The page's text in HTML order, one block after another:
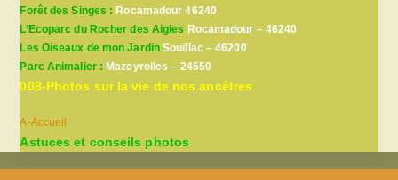
Forêt des Singes : Rocamadour 46240
L’Ecoparc du Rocher des Aigles Rocamadour – 46240
Les Oiseaux de mon JardinSouillac – 46200
Parc Animalier : Mazeyrolles – 24550
008-Photos sur la vie de nos ancêtres
A-Accueil
Astuces et conseils photos